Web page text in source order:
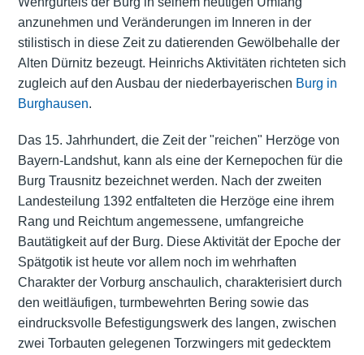
anzunehmen und Veränderungen im Inneren in der
stilistisch in diese Zeit zu datierenden Gewölbehalle der
Alten Dürnitz bezeugt. Heinrichs Aktivitäten richteten sich
zugleich auf den Ausbau der niederbayerischen Burg in
Burghausen.
Das 15. Jahrhundert, die Zeit der "reichen" Herzöge von
Bayern-Landshut, kann als eine der Kernepochen für die
Burg Trausnitz bezeichnet werden. Nach der zweiten
Landesteilung 1392 entfalteten die Herzöge eine ihrem
Rang und Reichtum angemessene, umfangreiche
Bautätigkeit auf der Burg. Diese Aktivität der Epoche der
Spätgotik ist heute vor allem noch im wehrhaften
Charakter der Vorburg anschaulich, charakterisiert durch
den weitläufigen, turmbewehrten Bering sowie das
eindrucksvolle Befestigungswerk des langen, zwischen
zwei Torbauten gelegenen Torzwingers mit gedecktem